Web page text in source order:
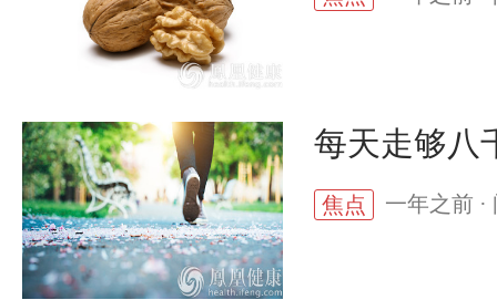
每天走够八
焦点 一年之前 ·